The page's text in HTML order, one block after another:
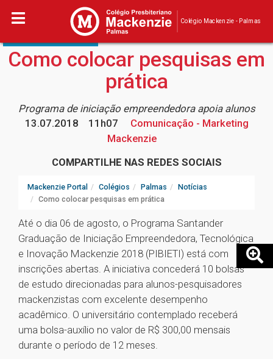
Colégio Mackenzie - Palmas
PESQUISA E INOVAÇÃO
Como colocar pesquisas em
prática
Programa de iniciação empreendedora apoia alunos
13.07.2018
11h07
Comunicação - Marketing
Mackenzie
COMPARTILHE NAS REDES SOCIAIS
Mackenzie Portal Colégios Palmas
Notícias
Como colocar pesquisas em prática
Até o dia 06 de agosto, o Programa Santander
Graduação de Iniciação Empreendedora, Tecnológica
e Inovação Mackenzie 2018 (PIBIETI) está com
inscrições abertas. A iniciativa concederá 10 bolsas
de estudo direcionadas para alunos-pesquisadores
mackenzistas com excelente desempenho
acadêmico. O universitário contemplado receberá
uma bolsa-auxílio no valor de R$ 300,00 mensais
durante o período de 12 meses.